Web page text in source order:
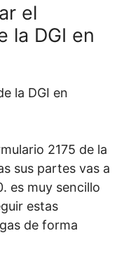
el
la DGI en
2175 de la
sus partes vas a
es muy sencillo
estas
de forma